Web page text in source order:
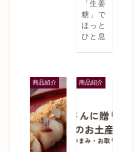
「生姜
糖」で
ほっと
ひと息
商品紹介 商品紹介